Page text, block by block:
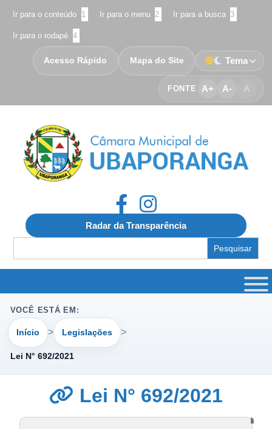
Ir para o conteúdo 1 Ir para o menu 2 Ir para a busca 3
Ir para o rodapé 4
FONTE A+ A- A
Acesso Rápido Mapa do Site Tema
Radar da Transparência
for:
VOCÊ ESTÁ EM:
Início Legislações
Lei N° 692/2021
Lei N° 692/2021